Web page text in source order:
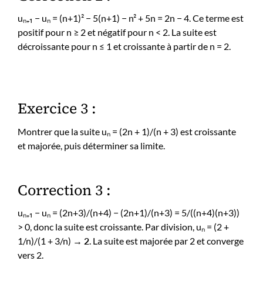
uₙ₊₁ − uₙ = (n+1)² − 5(n+1) − n² + 5n = 2n − 4. Ce terme est
positif pour n ≥ 2 et négatif pour n < 2. La suite est
décroissante pour n ≤ 1 et croissante à partir de n = 2.
Exercice 3 :
Montrer que la suite uₙ = (2n + 1)/(n + 3) est croissante
et majorée, puis déterminer sa limite.
Correction 3 :
uₙ₊₁ − uₙ = (2n+3)/(n+4) − (2n+1)/(n+3) = 5/((n+4)(n+3))
> 0, donc la suite est croissante. Par division, uₙ = (2 +
1/n)/(1 + 3/n) → 2. La suite est majorée par 2 et converge
vers 2.